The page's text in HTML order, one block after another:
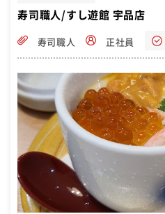
寿司職人/すし遊館 宇品店
寿司職人 正社員